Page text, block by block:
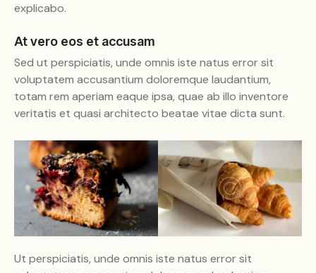
explicabo.
At vero eos et accusam
Sed ut perspiciatis, unde omnis iste natus error sit
voluptatem accusantium doloremque laudantium,
totam rem aperiam eaque ipsa, quae ab illo inventore
veritatis et quasi architecto beatae vitae dicta sunt.
Ut perspiciatis, unde omnis iste natus error sit